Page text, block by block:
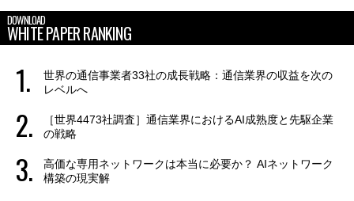
DOWNLOAD
WHITE PAPER RANKING
世界の通信事業者33社の成長戦略：通信業界の収益を次の
レベルへ
［世界4473社調査］通信業界におけるAI成熟度と先駆企業
の戦略
高価な専用ネットワークは本当に必要か？ AIネットワーク
構築の現実解